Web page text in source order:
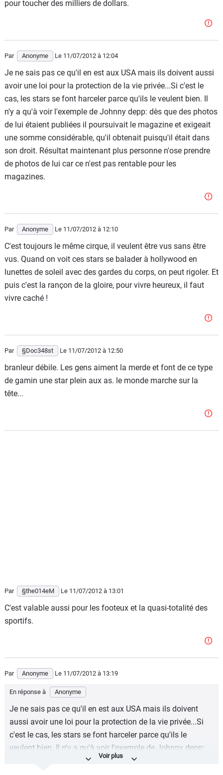
pour toucher des milliers de dollars.
Par Anonyme Le 11/07/2012 à 12:04
Je ne sais pas ce qu'il en est aux USA mais ils doivent aussi
avoir une loi pour la protection de la vie privée...Si c'est le
cas, les stars se font harceler parce qu'ils le veulent bien. Il
n'y a qu'à voir l'exemple de Johnny depp: dès que des photos
de lui étaient publiées il poursuivait le magazine et exigeait
une somme considérable, qu'il obtenait puisqu'il était dans
son droit. Résultat maintenant plus personne n'ose prendre
de photos de lui car ce n'est pas rentable pour les
magazines.
Par Anonyme Le 11/07/2012 à 12:10
C'est toujours le même cirque, il veulent être vus sans être
vus. Quand on voit ces stars se balader à hollywood en
lunettes de soleil avec des gardes du corps, on peut rigoler. Et
puis c'est la rançon de la gloire, pour vivre heureux, il faut
vivre caché !
Par §Doc348st Le 11/07/2012 à 12:50
branleur débile. Les gens aiment la merde et font de ce type
de gamin une star plein aux as. le monde marche sur la
tête...
Par §the014eM Le 11/07/2012 à 13:01
C'est valable aussi pour les footeux et la quasi-totalité des
sportifs.
Par Anonyme Le 11/07/2012 à 13:19
En réponse à Anonyme
Je ne sais pas ce qu'il en est aux USA mais ils doivent
aussi avoir une loi pour la protection de la vie privée...Si
c'est le cas, les stars se font harceler parce qu'ils le
veulent bien. Il n'y a qu'à voir l'exemple de Johnny depp:
dès que des photos de lui étaient publiées il poursuivait le